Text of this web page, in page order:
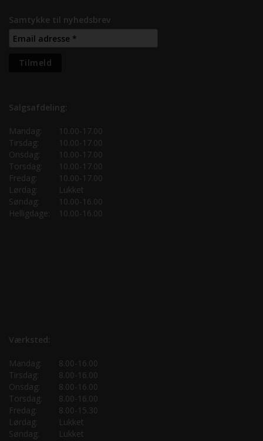
Samtykke til nyhedsbrev
Salgsafdeling:
Mandag:
10.00-17.00
Tirsdag:
10.00-17.00
Onsdag:
10.00-17.00
Torsdag:
10.00-17.00
Fredag:
10.00-17.00
Lørdag:
Lukket
Søndag:
10.00-16.00
Helligdage:
10.00-16.00
Værksted:
Mandag:
8.00-16.00
Tirsdag:
8.00-16.00
Onsdag:
8.00-16.00
Torsdag:
8.00-16.00
Fredag:
8.00-15.30
Lørdag:
Lukket
Søndag:
Lukket